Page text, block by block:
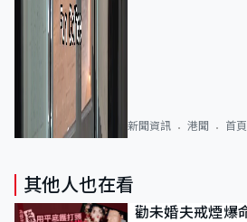
新聞資訊 港聞 首
其他人也在看
勸未婚夫戒煙